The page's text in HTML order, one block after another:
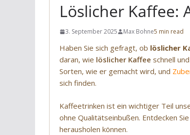
Löslicher Kaffee:
3. September 2025 Max Bohne5 min read
Haben Sie sich gefragt, ob löslicher
daran, wie löslicher Kaffee schnell
Sorten, wie er gemacht wird, und
sich finden.
Kaffeetrinken ist ein wichtiger Teil
ohne Qualitätseinbußen. Entdecken
herausholen können.